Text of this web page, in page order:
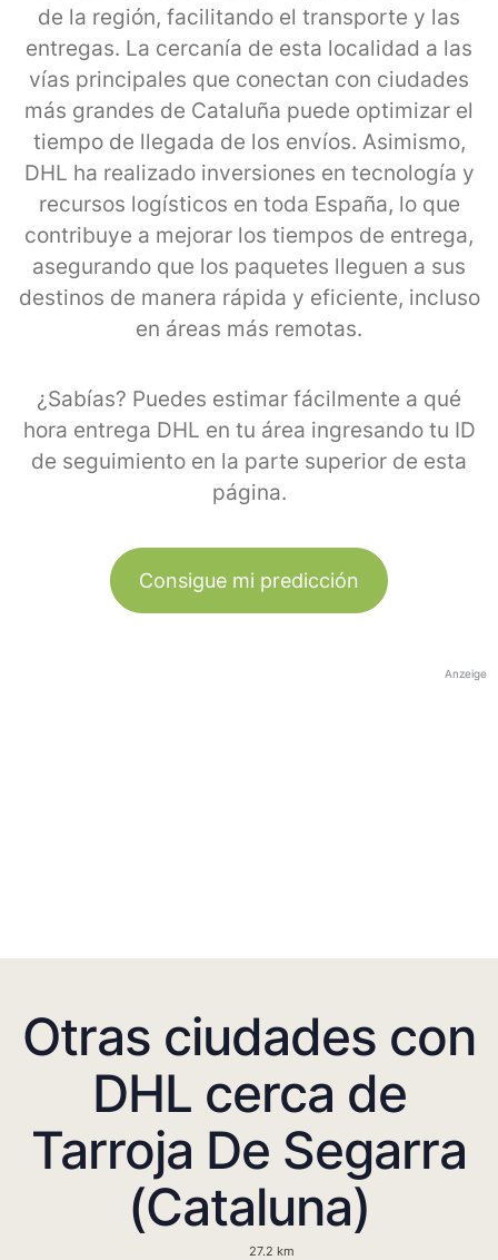
de la región, facilitando el transporte y las
entregas. La cercanía de esta localidad a las
vías principales que conectan con ciudades
más grandes de Cataluña puede optimizar el
tiempo de llegada de los envíos. Asimismo,
DHL ha realizado inversiones en tecnología y
recursos logísticos en toda España, lo que
contribuye a mejorar los tiempos de entrega,
asegurando que los paquetes lleguen a sus
destinos de manera rápida y eficiente, incluso
en áreas más remotas.
¿Sabías? Puedes estimar fácilmente a qué
hora entrega DHL en tu área ingresando tu ID
de seguimiento en la parte superior de esta
página.
Consigue mi predicción
Anzeige
Otras ciudades con
DHL cerca de
Tarroja De Segarra
(Cataluna)
27.2 km